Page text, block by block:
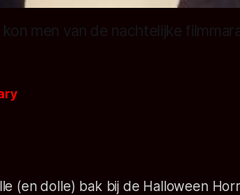
men van de nachtelijke
(en dolle) bak bij de Halloween